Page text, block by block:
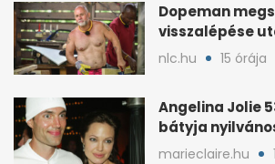
Dopeman
visszalépése
koncert marad
nlc.hu 15 órája
Angelina Jolie
bátyja
outolt, volt
marieclaire.hu